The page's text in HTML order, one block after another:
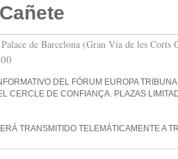
de Barcelona (Gran Vía de les Corts
DEL FÓRUM EUROPA
CERCLE DE CONFIANÇA. PLAZAS
TRANSMITIDO TELEMÁTICAMENTE A